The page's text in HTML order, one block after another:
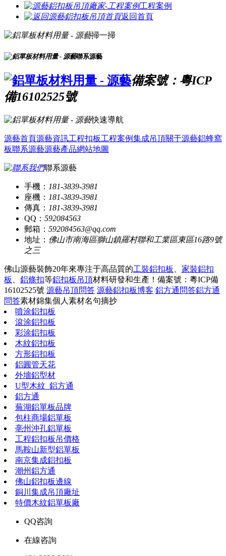
工程案例
返回首頁
掃一掃
聯系源藝
備案號：粵ICP
備16102525號
快速導航
源藝首頁源藝資訊工程扣板工程案例集成吊頂關于源藝鋁蜂窩
板聯系源藝源藝產品網站地圖
聯系源藝
手機： 181-3839-3981
座機： 181-3839-3981
傳真： 181-3839-3981
QQ： 592084563
郵箱： 592084563@qq.com
地址： 佛山市南海區獅山鎮羅村聯和工業區東區16路9號
之三
佛山源藝裝飾20年來專注于高品質的工裝鋁扣板
家裝鋁扣
板
鋁條扣等鋁扣板吊頂材料研發和生產！ 備案號：粵ICP備
16102525號 源藝吊頂問答 源藝鋁扣板博客 鋁方通問答鋁方通
問答素材錦集個人素材名句摘抄
噴涂鋁扣板
滾涂鋁扣板
彩涂鋁扣板
木紋鋁扣板
方形鋁扣板
鋁圓管天花
外墻鋁型材
U型木紋_鋁方通
鋁方通
蕪湖鋁單板品牌
包柱商場鋁單板
亳州沖孔鋁單板
工程鋁扣板吊價格
馬鞍山新型鋁單板
南京集成鋁扣板
潮州鋁方通
佛山鋁扣板邊線
銅川集成吊頂廠址
特價木紋鋁單板廠
QQ咨詢
在線咨詢